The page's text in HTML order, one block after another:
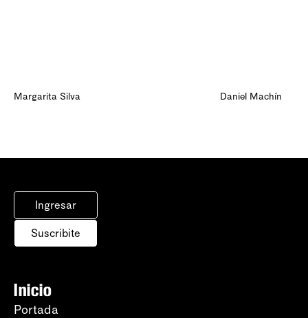
Margarita Silva Daniel Machín
Ingresar
Suscribite
Inicio
Portada